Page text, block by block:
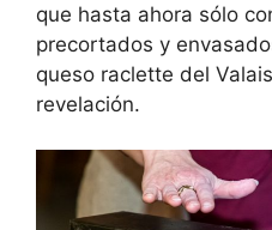
que hasta ahora sólo
precortados y
queso raclette del
revelación.